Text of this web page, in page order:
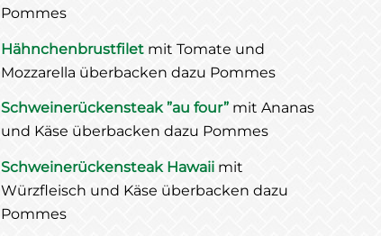
Pommes
Hähnchenbrustfilet mit Tomate und
Mozzarella überbacken dazu Pommes
Schweinerückensteak ”au four” mit Ananas
und Käse überbacken dazu Pommes
Schweinerückensteak Hawaii mit
Würzfleisch und Käse überbacken dazu
Pommes